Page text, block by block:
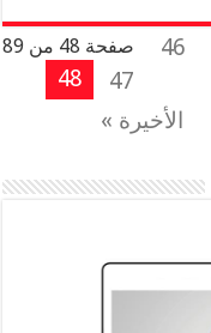
صفحة 48 من 89
46
47
48
الأخيرة »